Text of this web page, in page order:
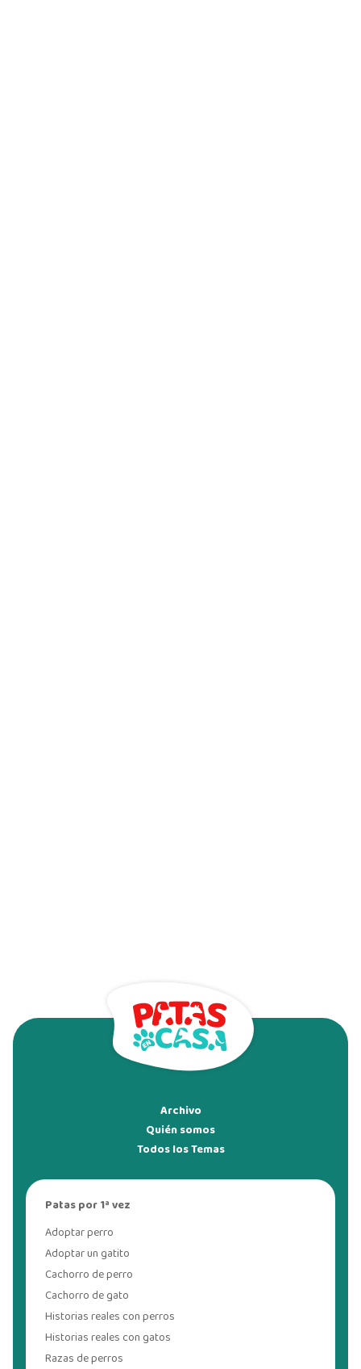
Archivo
Quién somos
Todos los Temas
Patas por 1ª vez
Adoptar perro
Adoptar un gatito
Cachorro de perro
Cachorro de gato
Historias reales con perros
Historias reales con gatos
Razas de perros